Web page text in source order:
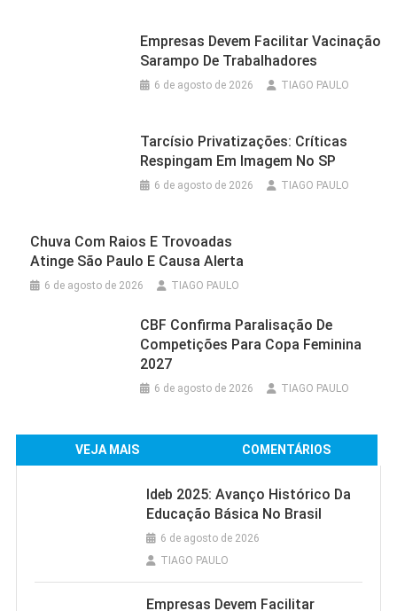
Empresas Devem Facilitar Vacinação
Sarampo De Trabalhadores
6 de agosto de 2026 TIAGO PAULO
Tarcísio Privatizações: Críticas
Respingam Em Imagem No SP
6 de agosto de 2026 TIAGO PAULO
Chuva Com Raios E Trovoadas
Atinge São Paulo E Causa Alerta
6 de agosto de 2026 TIAGO PAULO
CBF Confirma Paralisação De
Competições Para Copa Feminina
2027
6 de agosto de 2026 TIAGO PAULO
VEJA MAIS COMENTÁRIOS
Ideb 2025: Avanço Histórico Da
Educação Básica No Brasil
6 de agosto de 2026
TIAGO PAULO
Empresas Devem Facilitar